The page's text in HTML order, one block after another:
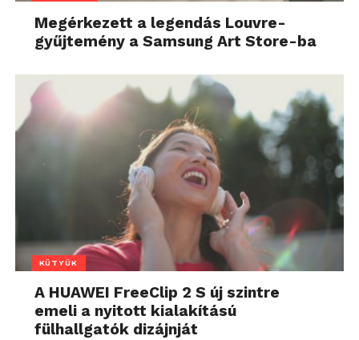
Megérkezett a legendás Louvre-
gyűjtemény a Samsung Art Store-ba
KÜTYÜK
A HUAWEI FreeClip 2 S új szintre
emeli a nyitott kialakítású
fülhallgatók dizájnját